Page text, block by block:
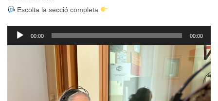
Escolta la secció completa
Reproductor
d'àudio
00:00 00:00